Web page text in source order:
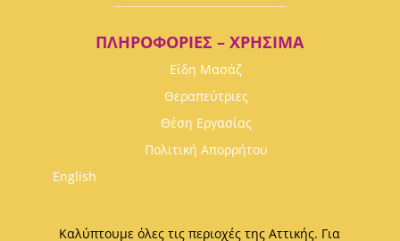
ΠΛΗΡΟΦΟΡΊΕΣ – ΧΡΉΣΙΜΑ
Είδη Μασάζ
Θεραπεύτριες
Θέση Εργασίας
Πολιτική Απορρήτου
English
Καλύπτουμε όλες τις περιοχές της Αττικής. Για